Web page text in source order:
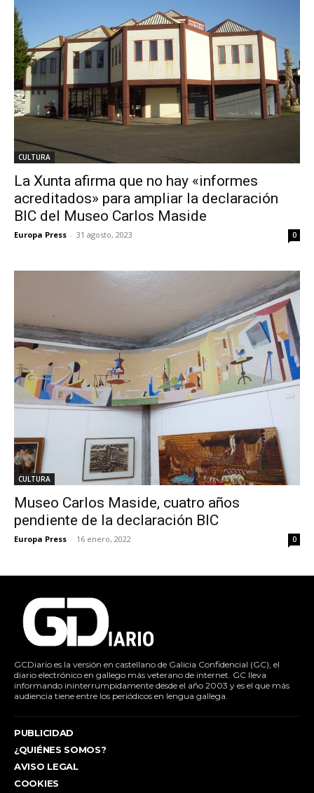
CULTURA
La Xunta afirma que no hay «informes
acreditados» para ampliar la declaración
BIC del Museo Carlos Maside
Europa Press - 31 agosto, 2023 0
CULTURA
Museo Carlos Maside, cuatro años
pendiente de la declaración BIC
Europa Press - 16 enero, 2022 0
GCDiario es la versión en castellano de Galicia Confidencial (GC), el
diario electrónico en gallego más veterano de internet. GC lleva
informando ininterrumpidamente desde el año 2003 y es el que más
audiencia tiene entre los periódicos en lengua gallega.
PUBLICIDAD
¿QUIÉNES SOMOS?
AVISO LEGAL
COOKIES